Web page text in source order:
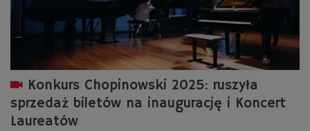
Konkurs Chopinowski 2025: ruszyła
sprzedaż biletów na inaugurację i Koncert
Laureatów